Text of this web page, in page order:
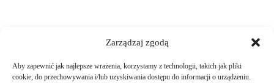
Zarządzaj zgodą
Aby zapewnić jak najlepsze wrażenia, korzystamy z technologii, takich jak pliki
cookie, do przechowywania i/lub uzyskiwania dostępu do informacji o urządzeniu.
TWOJE ZAKUPY